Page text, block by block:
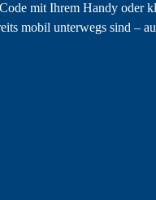
mit Ihrem Handy oder
mobil unterwegs sind –